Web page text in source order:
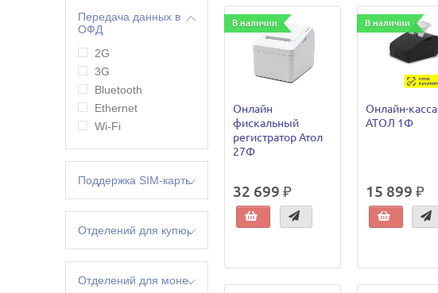
Передача данных в
ОФД
2G
3G
Bluetooth
Ethernet
Wi-Fi
Поддержка SIM-карты
да
Отделений для купюр
4
Отделений для монет
В наличии
Онлайн
фискальный
регистратор Атол
27Ф
32 699 ₽
В наличии
Онлайн-касса
АТОЛ 1Ф
15 899 ₽